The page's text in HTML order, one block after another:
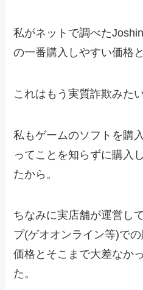
私がネットで調べた
の一番購入しやすい価格
これはもう実質詐欺みた
私もゲームのソフトを購
ってことを知らずに購入
たから。
ちなみに実店舗が運営し
プ(ゲオオンライン等)で
価格とそこまで大差なか
た。